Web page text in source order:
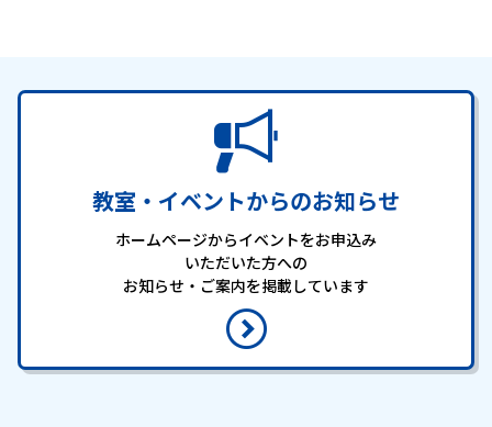
教室・イベントからのお知らせ
ホームページからイベントをお申込み
いただいた方への
お知らせ・ご案内を掲載しています